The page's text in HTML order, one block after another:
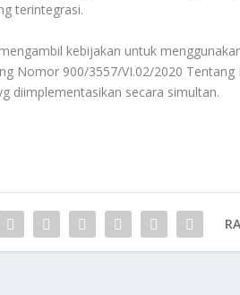
terintegrasi.
kebijakan untuk
Nomor 900/3557/VI.02/2020 Tentang
diimplementasikan secara simultan.